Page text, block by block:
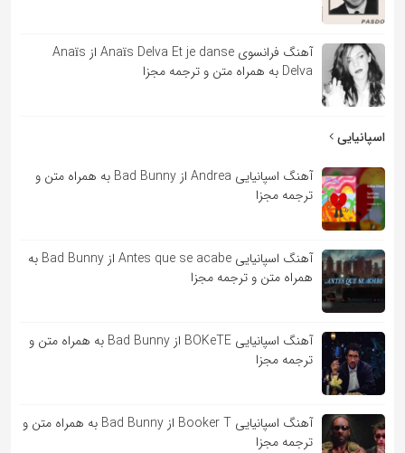
آهنگ فرانسوی Anaïs Delva Et je danse از Anaïs
Delva به همراه متن و ترجمه مجزا
اسپانیایی
آهنگ اسپانیایی Andrea از Bad Bunny به همراه متن و
ترجمه مجزا
آهنگ اسپانیایی Antes que se acabe از Bad Bunny به
همراه متن و ترجمه مجزا
آهنگ اسپانیایی BOKeTE از Bad Bunny به همراه متن و
ترجمه مجزا
آهنگ اسپانیایی Booker T از Bad Bunny به همراه متن و
ترجمه مجزا